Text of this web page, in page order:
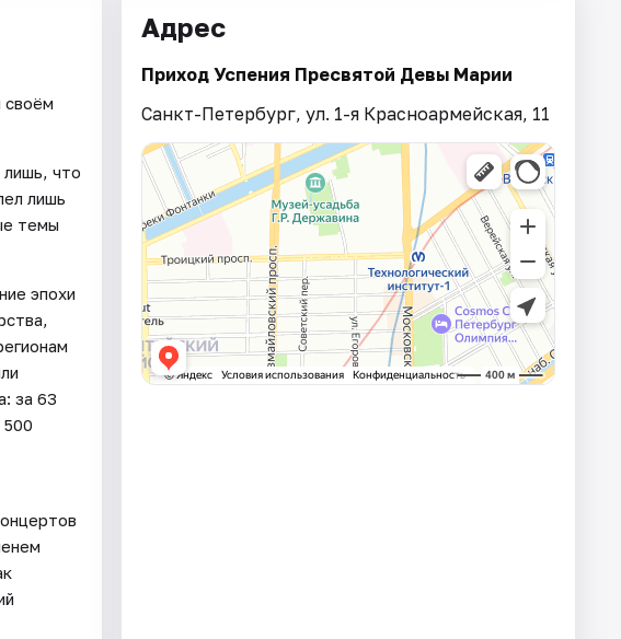
своём
что
лишь
темы
эпохи
за 63
500
Адрес
Приход Успения Пресвятой Девы Марии
Санкт-Петербург, ул. 1-я Красноармейская, 11